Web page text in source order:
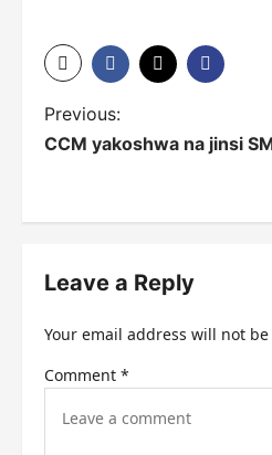
P
o
n
i
Previous:
CCM yakoshwa na jinsi
Leave a Reply
Your email address will not
Comment *